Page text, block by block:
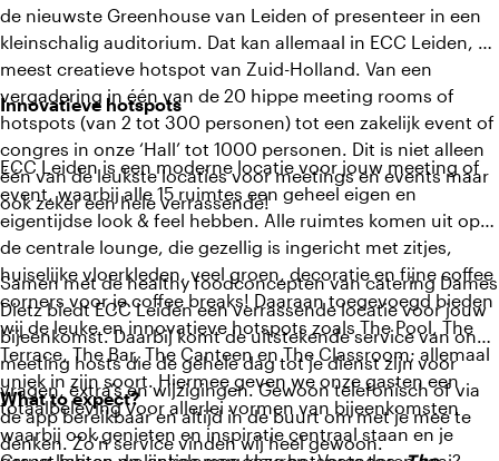
de nieuwste Greenhouse van Leiden of presenteer in een
kleinschalig auditorium. Dat kan allemaal in ECC Leiden, de
meest creatieve hotspot van Zuid-Holland. Van een
vergadering in één van de 20 hippe meeting rooms of
hotspots (van 2 tot 300 personen) tot een zakelijk event of
congres in onze ‘Hall’ tot 1000 personen. Dit is niet alleen
één van de leukste locaties voor meetings en events maar
ook zeker een hele verrassende!
Innovatieve hotspots
ECC Leiden is een moderne locatie voor jouw meeting of
event, waarbij alle 15 ruimtes een geheel eigen en
eigentijdse look & feel hebben. Alle ruimtes komen uit op
de centrale lounge, die gezellig is ingericht met zitjes,
huiselijke vloerkleden, veel groen, decoratie en fijne coffee
corners voor je coffee breaks! Daaraan toegevoegd bieden
wij de leuke en innovatieve hotspots zoals The Pool, The
Terrace, The Bar, The Canteen en The Classroom; allemaal
uniek in zijn soort. Hiermee geven we onze gasten een
totaalbeleving voor allerlei vormen van bijeenkomsten
waarbij ook genieten en inspiratie centraal staan en je
Samen met de healthy foodconcepten van catering Dames
Dietz biedt ECC Leiden een verrassende locatie voor jouw
bijeenkomst. Daarbij komt de uitstekende service van onze
meeting hosts die de gehele dag tot je dienst zijn voor
vragen, extra’s en wijzigingen. Gewoon telefonisch of via
de app bereikbaar en altijd in de buurt om met je mee te
denken. Zo’n service vinden wij heel gewoon.
What to expect?